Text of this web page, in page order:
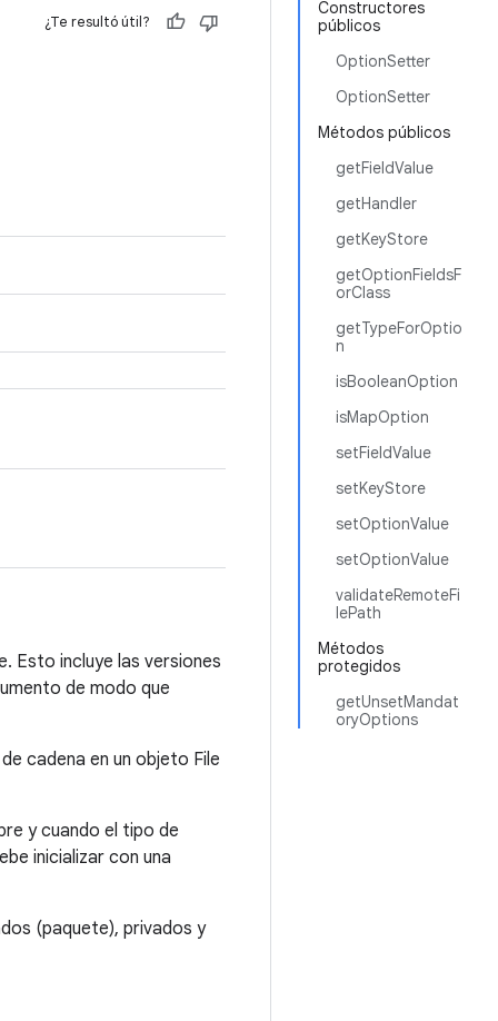
Constructores
públicos
OptionSetter
OptionSetter
Métodos públicos
getFieldValue
getHandler
getKeyStore
getOptionFieldsF
orClass
getTypeForOptio
n
isBooleanOption
isMapOption
setFieldValue
setKeyStore
setOptionValue
setOptionValue
validateRemoteFi
lePath
Métodos
protegidos
getUnsetMandat
oryOptions
¿Te resultó útil?
Esto incluye las versiones
de modo que
cadena en un objeto File
y cuando el tipo de
inicializar con una
(paquete), privados y